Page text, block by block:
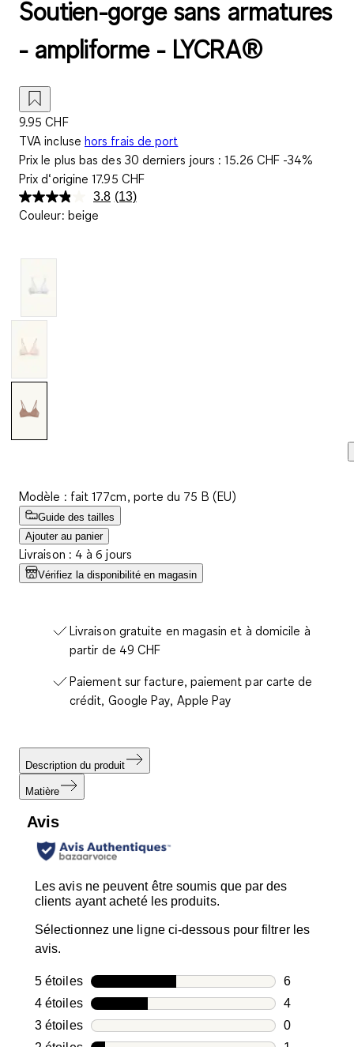
Soutien-gorge sans armatures
- ampliforme - LYCRA®
9.95 CHF
TVA incluse hors frais de port
Prix le plus bas des 30 derniers jours :15.26 CHF -34%
Prix d‘origine17.95 CHF
3.8 Lire
(13)
Couleur: beige
Modèle : fait 177cm, porte du 75 B (EU)
Guide des tailles
Ajouter au panier
Livraison : 4 à 6 jours
Vérifiez la disponibilité en magasin
Livraison gratuite en magasin et à domicile à
partir de 49 CHF
Paiement sur facture, paiement par carte de
crédit, Google Pay, Apple Pay
Description du produit
Matière
Avis
Les avis ne peuvent être soumis que par des
clients ayant acheté les produits.
Sélectionnez une ligne ci-dessous pour filtrer les
avis.
5 étoilesétoiles
6
6 avis avec
4 étoilesétoiles
4
4 avis avec
3 étoilesétoiles
0